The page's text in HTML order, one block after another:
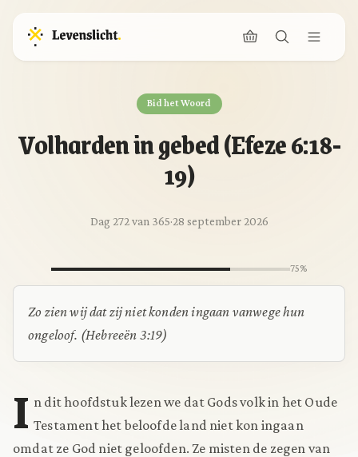
Bid het Woord
Volharden in gebed (Efeze 6:18-
19)
Dag 272 van 365·28 september 2026
75%
Zo zien wij dat zij niet konden ingaan vanwege hun
ongeloof. (Hebreeën 3:19)
I n dit hoofdstuk lezen we dat Gods volk in het Oude
Testament het beloofde land niet kon ingaan
omdat ze God niet geloofden. Ze misten de zegen van